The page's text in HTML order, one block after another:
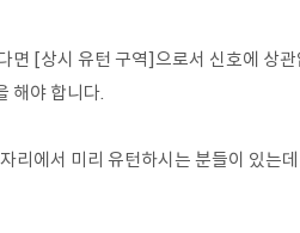
면 [상시 유턴 구역]으로서 신호에 상
해야 합니다.
리에서 미리 유턴하시는 분들이 있는